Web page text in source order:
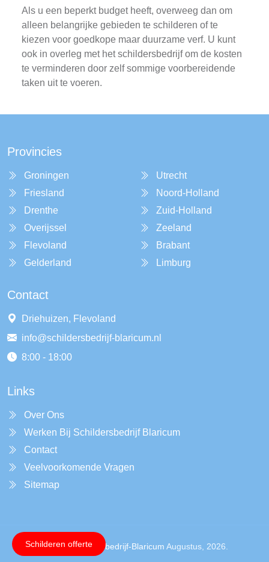
Als u een beperkt budget heeft, overweeg dan om
alleen belangrijke gebieden te schilderen of te
kiezen voor goedkope maar duurzame verf. U kunt
ook in overleg met het schildersbedrijf om de kosten
te verminderen door zelf sommige voorbereidende
taken uit te voeren.
Provincies
Groningen
Friesland
Drenthe
Overijssel
Flevoland
Gelderland
Utrecht
Noord-Holland
Zuid-Holland
Zeeland
Brabant
Limburg
Contact
Driehuizen, Flevoland
info@schildersbedrijf-blaricum.nl
8:00 - 18:00
Links
Over Ons
Werken Bij Schildersbedrijf Blaricum
Contact
Veelvoorkomende Vragen
Sitemap
Copyright ©Schildersbedrijf-Blaricum Augustus, 2026.
Schilderen offerte